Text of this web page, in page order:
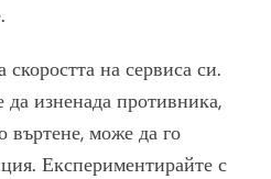
на сервиса си.
изненада противника,
въртене, може да го
Експериментирайте с